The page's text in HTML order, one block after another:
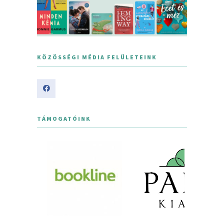
KÖZÖSSÉGI MÉDIA FELÜLETEINK
TÁMOGATÓINK